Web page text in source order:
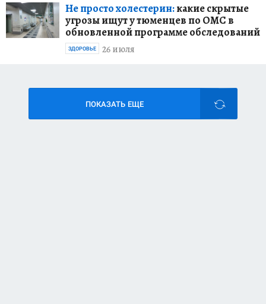
Не просто холестерин:какие скрытые
угрозы ищут у тюменцев по ОМС в
обновленной программе обследований
26 июля
ЗДОРОВЬЕ
ПОКАЗАТЬ ЕЩЕ